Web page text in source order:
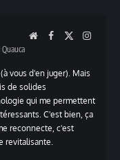
WebsiteFacebook
vous d'en juger). Mais
de solides
qui me permettent
C'est bien, ça
reconnecte, c'est
revitalisante.